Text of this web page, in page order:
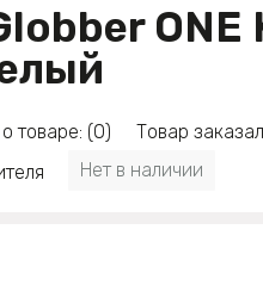
ONE
товаре: (0)
Товар
Нет в наличии